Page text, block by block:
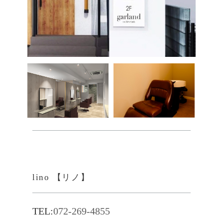
lino 【リノ】
TEL:072-269-4855